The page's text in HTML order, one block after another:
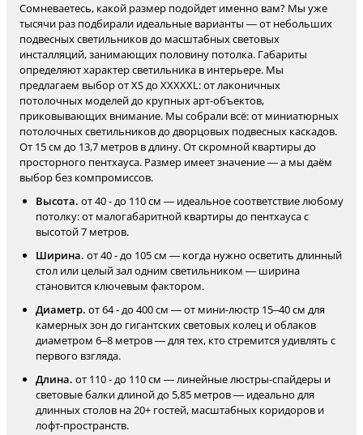
Сомневаетесь, какой размер подойдет именно вам? Мы уже
тысячи раз подбирали идеальные варианты — от небольших
подвесных светильников до масштабных световых
инсталляций, занимающих половину потолка. Габариты
определяют характер светильника в интерьере. Мы
предлагаем выбор от XS до XXXXXL: от лаконичных
потолочных моделей до крупных арт-объектов,
приковывающих внимание. Мы собрали всё: от миниатюрных
потолочных светильников до дворцовых подвесных каскадов.
От 15 см до 13,7 метров в длину. От скромной квартиры до
просторного пентхауса. Размер имеет значение — а мы даём
выбор без компромиссов.
Высота. от 40 - до 110 см — идеальное соответствие любому
потолку: от малогабаритной квартиры до пентхауса с
высотой 7 метров.
Ширина. от 40 - до 105 см — когда нужно осветить длинный
стол или целый зал одним светильником — ширина
становится ключевым фактором.
Диаметр. от 64 - до 400 см — от мини-люстр 15–40 см для
камерных зон до гигантских световых колец и облаков
диаметром 6–8 метров — для тех, кто стремится удивлять с
первого взгляда.
Длина. от 110 - до 110 см — линейные люстры-спайдеры и
световые балки длиной до 5,85 метров — идеально для
длинных столов на 20+ гостей, масштабных коридоров и
лофт-пространств.